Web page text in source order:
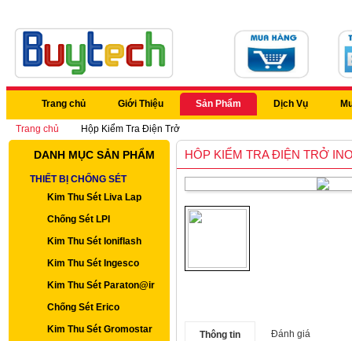
Trang chủ Giới Thiệu Sản Phẩm Dịch Vụ
Trang chủ Hộp Kiểm Tra Điện Trở
DANH MỤC SẢN PHẨM
THIẾT BỊ CHỐNG SÉT
Kim Thu Sét Liva Lap
Chống Sét LPI
Kim Thu Sét Ioniflash
Kim Thu Sét Ingesco
Kim Thu Sét Paraton@ir
Chống Sét Erico
Kim Thu Sét Gromostar
HÔP KIỂM TRA ĐIỆN TRỞ
Thông tin Đánh giá